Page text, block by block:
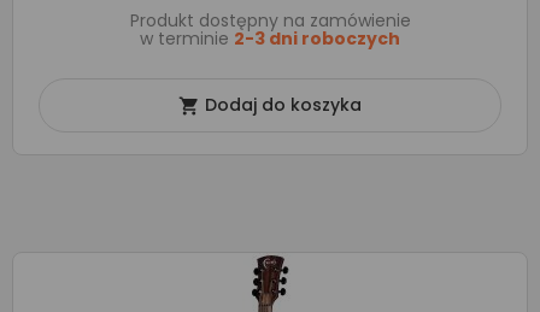
Produkt dostępny na zamówienie
w terminie 2-3 dni roboczych
 Dodaj do koszyka